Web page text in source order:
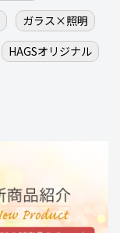
ガラス×照明
HAGSオリジナル